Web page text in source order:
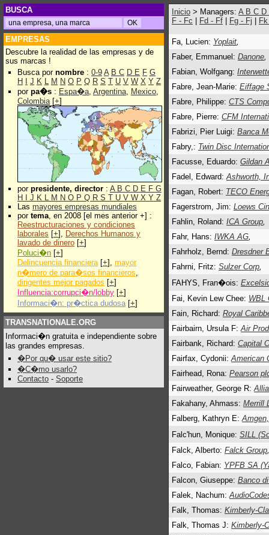
BUSCA
EMPRESAS
Descubre la realidad de las empresas y de
sus marcas !
Busca por nombre : 0-9 A B C D E F G
H
J K L M N O P Q R S T U V W X Y Z
por pa�s : Espa�a, Argentina, Mexico,
Colombia[+]
por presidente, director : A B C D E F G
H
J K L M N O P Q R S T U V W X Y Z
Las mayores empresas mundiales
por tema, en 2008 [el mes anterior +] :
Reestructuraciones y condiciones
laborales [+], Derechos Humanos y
lavado de dinero [+]
Poluci�n [+]
Delincuencia financiera[+], mayor
n�mero de para�sos financieros,
dirigentes mejor pagados [+]
Influencia:corrupci�n/lobby [+]
Informaci�n: pr�ctica dudosa [+]
TRANSNATIONALE.ORG
Informaci�n gratuita e independiente sobre
las grandes empresas.
�Por qu� usar este sitio?
�C�mo usarlo?
Contacto - Soporte
Inicio > Managers: A B C D
F - Fc
Fd - Ff Fg - Fj
Fa, Lucien: Yoplait,
Faber, Emmanuel: Danone,
Fabian, Wolfgang:
Fabre, Jean-Marie: Eiffage
Fabre, Philippe: CTS
Fabre, Pierre: CFM
Fabrizi, Pier Luigi: Banca
Fabry,: Twin Disc
Facusse, Eduardo: Gildan
Fadel, Edward:Ashworth,
Fagan, Robert: TECO
Fagerstrom, Jim: Loews
Fahlin, Roland: ICA Group,
Fahr, Hans: IWKA AG,
Fahrholz, Bernd: Dresdner
Fahrni, Fritz: Sulzer Corp,
FAHYS, Fran�ois:
Fai, Kevin Lew Chee: WBL
Fain, Richard: Royal
Fairbairn, Ursula F:Air
Fairbank, Richard: Capital
Fairfax, Cydonii:American
Fairhead, Rona: Pearson
Fairweather, George R:
Fakahany, Ahmass: Merrill
Falberg, Kathryn E:
Falc'hun, Monique: SILL
Falck, Alberto: Falck Group
Falco, Fabian: YPFB SA
Falcon, Giuseppe: Banco
Falek, Nachum:
Falk, Thomas: Kimberly-
Falk, Thomas J: Kimberly-